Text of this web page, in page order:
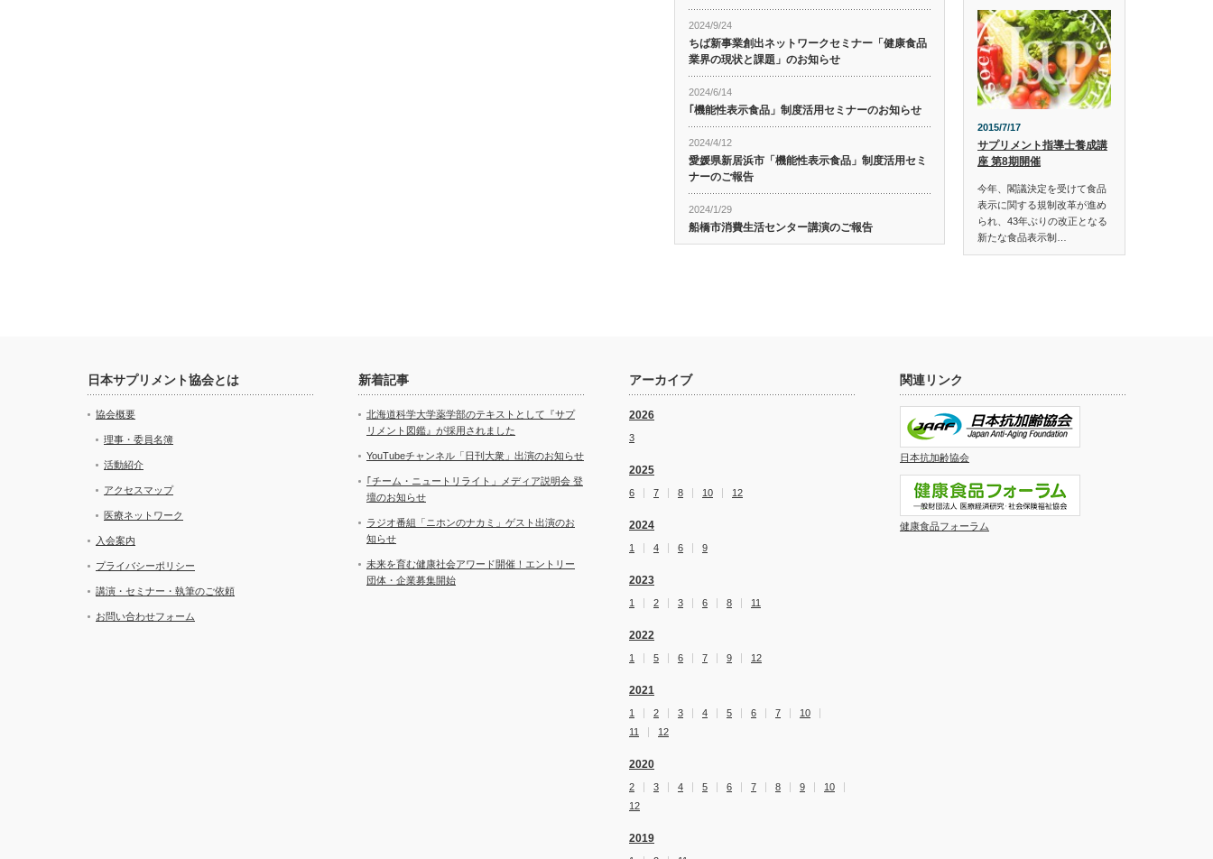
2024/9/24
ちば新事業創出ネットワークセミナー「健康食品
業界の現状と課題」のお知らせ
2024/6/14
｢機能性表示食品」制度活用セミナーのお知らせ
2024/4/12
愛媛県新居浜市「機能性表示食品」制度活用セミ
ナーのご報告
2024/1/29
船橋市消費生活センター講演のご報告
2015/7/17
サプリメント指導士養成講
座 第8期開催
今年、閣議決定を受けて食品
表示に関する規制改革が進め
られ、43年ぶりの改正となる
新たな食品表示制…
日本サプリメント協会とは
協会概要
理事・委員名簿
活動紹介
アクセスマップ
医療ネットワーク
入会案内
プライバシーポリシー
講演・セミナー・執筆のご依頼
お問い合わせフォーム
新着記事
北海道科学大学薬学部のテキストとして『サプ
リメント図鑑』が採用されました
YouTubeチャンネル「日刊大衆」出演のお知らせ
｢チーム・ニュートリライト」メディア説明会 登
壇のお知らせ
ラジオ番組「ニホンのナカミ」ゲスト出演のお
知らせ
未来を育む健康社会アワード開催！エントリー
団体・企業募集開始
アーカイブ
2026
3
2025
6 7 8 10 12
2024
1 4 6 9
2023
1 2 3 6 8 11
2022
1 5 6 7 9 12
2021
1 2 3 4 5 6 7
10
11
12
2020
2 3 4 5 6 7 8 9
10
12
2019
関連リンク
日本抗加齢協会
健康食品フォーラム